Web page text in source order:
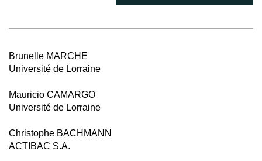
Brunelle MARCHE
Université de Lorraine
Mauricio CAMARGO
Université de Lorraine
Christophe BACHMANN
ACTIBAC S.A.